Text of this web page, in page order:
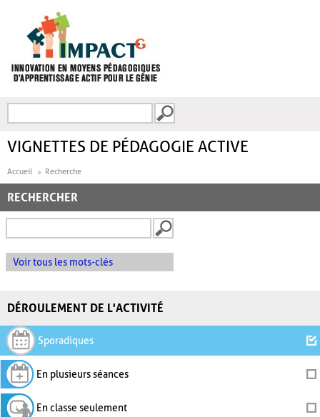
FORMULAIRE DE
VIGNETTES DE PÉDAGOGIE ACTIVE
Accueil Recherche
RECHERCHER
Voir tous les mots-clés
DÉROULEMENT DE L'ACTIVITÉ
Sporadiques
En plusieurs séances
En classe seulement